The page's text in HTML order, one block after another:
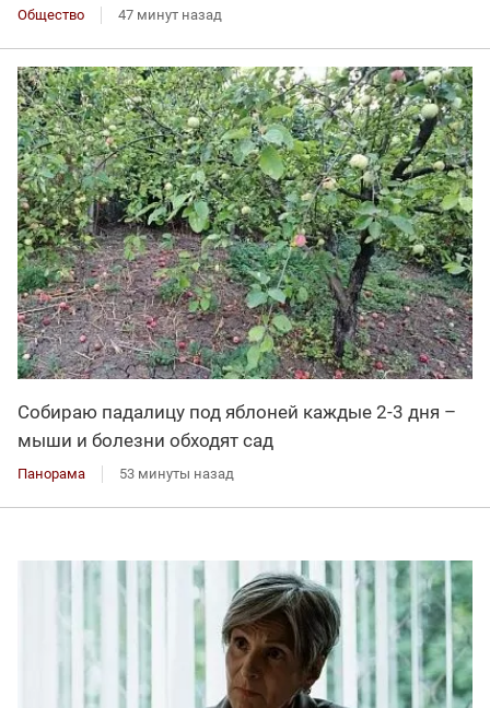
Общество 47 минут назад
Собираю падалицу под яблоней каждые 2-3 дня –
мыши и болезни обходят сад
Панорама 53 минуты назад